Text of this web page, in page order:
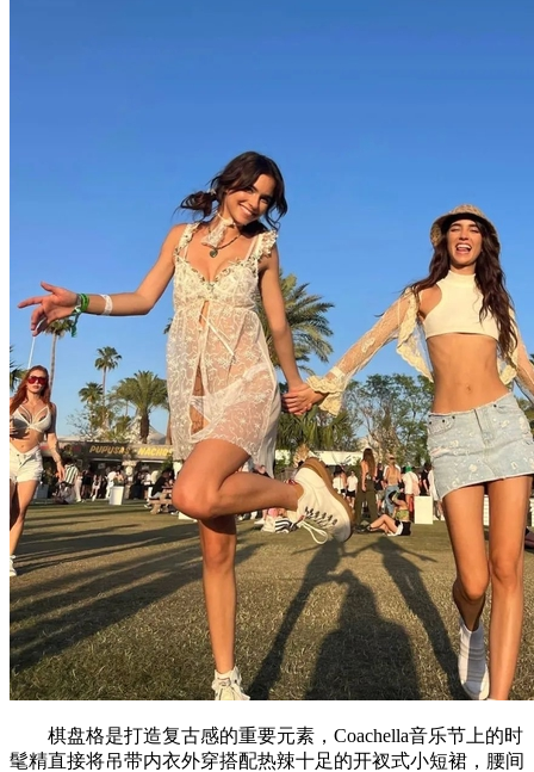
棋盘格是打造复古感的重要元素，Coachella音乐节上的时
髦精直接将吊带内衣外穿搭配热辣十足的开衩式小短裙，腰间